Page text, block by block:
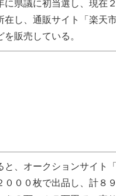
に県議に初当選し、現在
在し、通販サイト「楽天
販売している。
と、オークションサイト
０００枚で出品し、計８